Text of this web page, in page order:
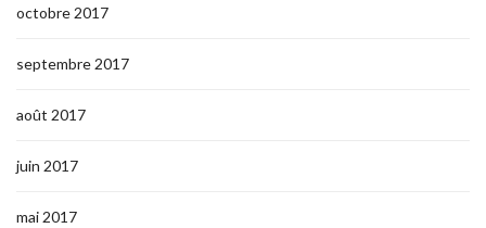
octobre 2017
septembre 2017
août 2017
juin 2017
mai 2017